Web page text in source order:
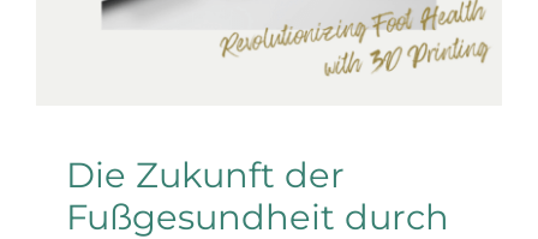
Die Zukunft der
Fußgesundheit durch